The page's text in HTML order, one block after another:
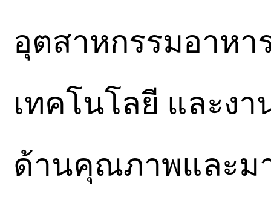
อุตสาหกรรมอาหา
เทคโนโลยี และง
ด้านคุณภาพและม